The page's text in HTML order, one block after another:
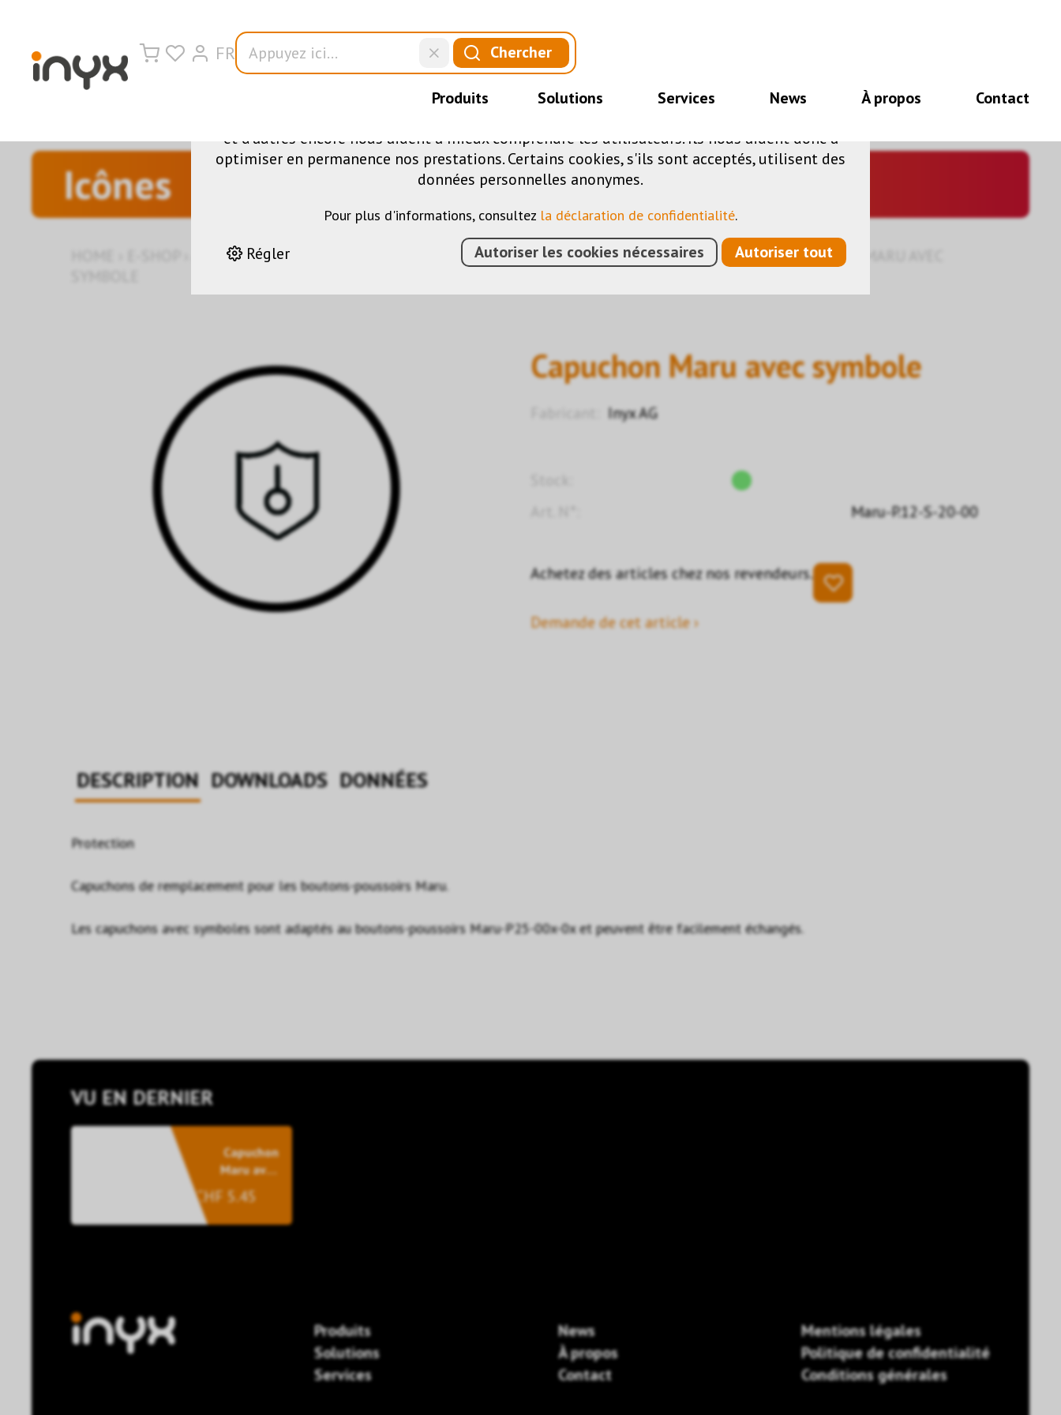
FR Chercher
Produits Solutions Services News À propos Contact
Icônes
AUTOMATION DES BÂTIMENTS ELÉMENTS DE COMMANDE› MARU ICÔNES › CAPUCHON MARU AVEC
Capuchon Maru avec symbole
Inyx AG
Maru-P.12-S-20-00
Achetez des articles chez nos revendeurs.
Demande de cet article ›
DESCRIPTION DOWNLOADS DONNÉES
Protection
Capuchons de remplacement pour les boutons-poussoirs Maru.
Les capuchons avec symboles sont adaptés au boutons-poussoirs Maru-P25-00x-0x et peuvent être facilement échangés.
VU EN DERNIER
Capuchon
Maru avec
symbole
CHF 5.45
Produits
Solutions
Services
News
À propos
Contact
Mentions légales
Politique de confidentialité
Conditions générales
CE SITE UTILISE DES COOKIES
.
Nous utilisons différents cookies sur notre site web : certains sont nécessaires au bon
et d'autres encore nous aident à mieux comprendre les utilisateurs. Ils nous aident donc à
optimiser en permanence nos prestations. Certains cookies, s'ils sont acceptés, utilisent des
données personnelles anonymes.
Pour plus d'informations, consultez la déclaration de confidentialité.
Régler Autoriser les cookies nécessaires Autoriser tout